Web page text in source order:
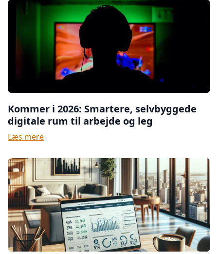
Kommer i 2026: Smartere, selvbyggede
digitale rum til arbejde og leg
Læs mere